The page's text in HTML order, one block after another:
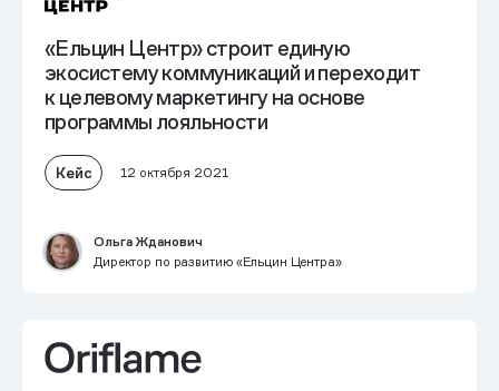
«Ельцин Центр» строит единую
экосистему коммуникаций и переходит
к целевому маркетингу на основе
программы лояльности
Кейс 12 октября 2021
Ольга Жданович
Директор по развитию «Ельцин Центра»